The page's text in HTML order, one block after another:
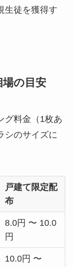
生徒を獲得す
の目安
グ料金（1枚あ
シのサイズに
戸建て限定配
布
8.0円 〜 10.0
円
10.0円 〜